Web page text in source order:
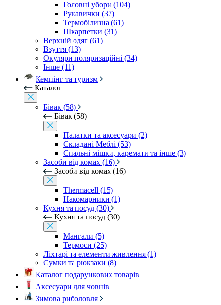
Головні убори (104)
Рукавички (37)
Термобілизна (61)
Шкарпетки (31)
Верхній одяг (61)
Взуття (13)
Окуляри поляризаційні (34)
Інше (11)
Кемпінг та туризм
Каталог
Бівак (58)
Бівак (58)
Палатки та аксесуари (2)
Складані Меблі (53)
Спальні мішки, каремати та інше (3)
Засоби від комах (16)
Засоби від комах (16)
Thermacell (15)
Накомарники (1)
Кухня та посуд (30)
Кухня та посуд (30)
Мангали (5)
Термоси (25)
Ліхтарі та елементи живлення (1)
Сумки та рюкзаки (8)
Каталог подарункових товарів
Аксесуари для човнів
Зимова риболовля